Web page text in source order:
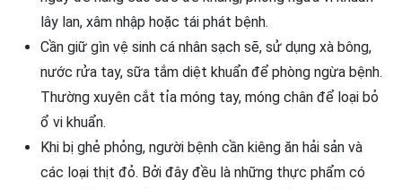
lây lan, xâm nhập hoặc tái phát bệnh.
Cần giữ gìn vệ sinh cá nhân sạch sẽ, sử dụng xà bông,
nước rửa tay, sữa tắm diệt khuẩn để phòng ngừa bệnh.
Thường xuyên cắt tỉa móng tay, móng chân để loại bỏ
ổ vi khuẩn.
Khi bị ghẻ phỏng, người bệnh cần kiêng ăn hải sản và
các loại thịt đỏ. Bởi đây đều là những thực phẩm có